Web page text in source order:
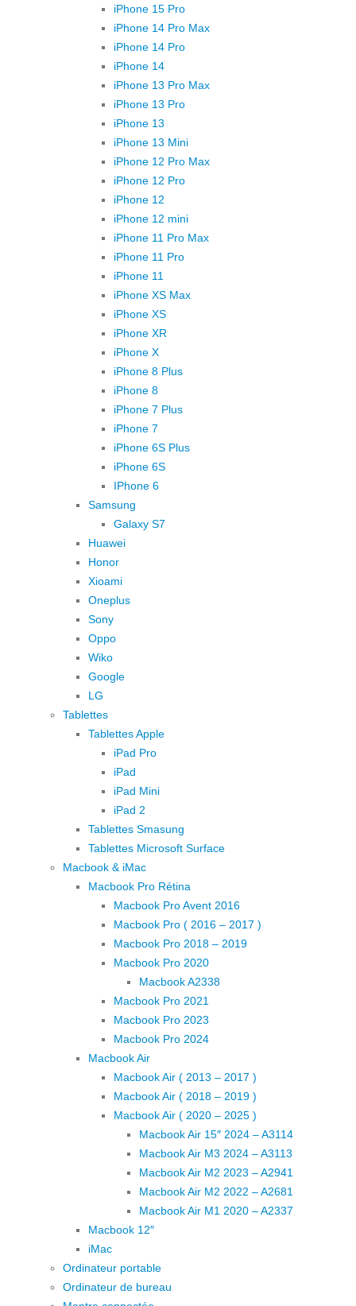
iPhone 15 Pro
iPhone 14 Pro Max
iPhone 14 Pro
iPhone 14
iPhone 13 Pro Max
iPhone 13 Pro
iPhone 13
iPhone 13 Mini
iPhone 12 Pro Max
iPhone 12 Pro
iPhone 12
iPhone 12 mini
iPhone 11 Pro Max
iPhone 11 Pro
iPhone 11
iPhone XS Max
iPhone XS
iPhone XR
iPhone X
iPhone 8 Plus
iPhone 8
iPhone 7 Plus
iPhone 7
iPhone 6S Plus
iPhone 6S
IPhone 6
Samsung
Galaxy S7
Huawei
Honor
Xioami
Oneplus
Sony
Oppo
Wiko
Google
LG
Tablettes
Tablettes Apple
iPad Pro
iPad
iPad Mini
iPad 2
Tablettes Smasung
Tablettes Microsoft Surface
Macbook & iMac
Macbook Pro Rétina
Macbook Pro Avent 2016
Macbook Pro ( 2016 – 2017 )
Macbook Pro 2018 – 2019
Macbook Pro 2020
Macbook A2338
Macbook Pro 2021
Macbook Pro 2023
Macbook Pro 2024
Macbook Air
Macbook Air ( 2013 – 2017 )
Macbook Air ( 2018 – 2019 )
Macbook Air ( 2020 – 2025 )
Macbook Air 15″ 2024 – A3114
Macbook Air M3 2024 – A3113
Macbook Air M2 2023 – A2941
Macbook Air M2 2022 – A2681
Macbook Air M1 2020 – A2337
Macbook 12″
iMac
Ordinateur portable
Ordinateur de bureau